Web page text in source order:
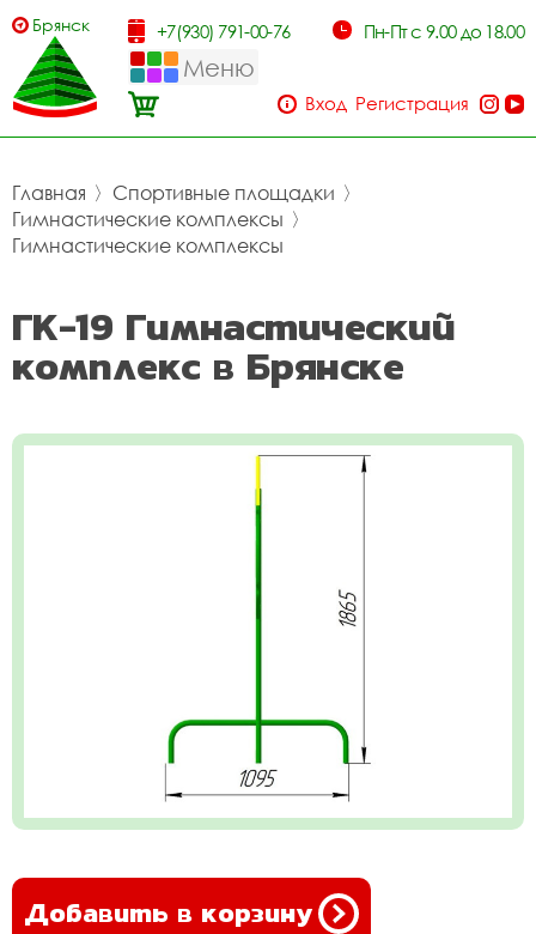
Брянск +7(930) 791-00-76 Пн-Пт с 9.00 до 18.00
Меню
Вход Регистрация
Главная 〉 Спортивные площадки 〉
Гимнастические комплексы 〉
Гимнастические комплексы
ГК-19 Гимнастический
комплекс в Брянске
Добавить в корзину